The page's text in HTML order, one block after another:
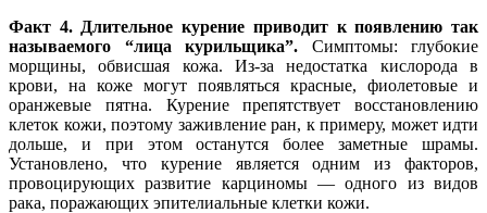
Факт 4. Длительное курение приводит к появлению так
называемого “лица курильщика”. Симптомы: глубокие
морщины, обвисшая кожа. Из-за недостатка кислорода в
крови, на коже могут появляться красные, фиолетовые и
оранжевые пятна. Курение препятствует восстановлению
клеток кожи, поэтому заживление ран, к примеру, может идти
дольше, и при этом останутся более заметные шрамы.
Установлено, что курение является одним из факторов,
провоцирующих развитие карциномы — одного из видов
рака, поражающих эпителиальные клетки кожи.